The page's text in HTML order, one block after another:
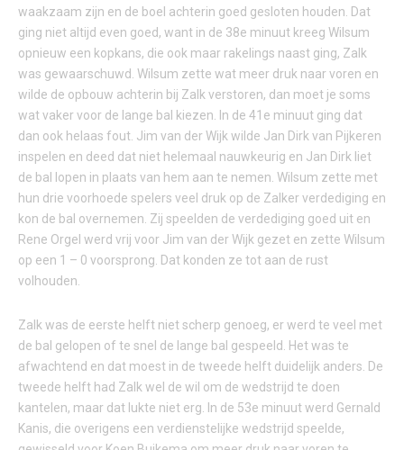
waakzaam zijn en de boel achterin goed gesloten houden. Dat
ging niet altijd even goed, want in de 38e minuut kreeg Wilsum
opnieuw een kopkans, die ook maar rakelings naast ging, Zalk
was gewaarschuwd. Wilsum zette wat meer druk naar voren en
wilde de opbouw achterin bij Zalk verstoren, dan moet je soms
wat vaker voor de lange bal kiezen. In de 41e minuut ging dat
dan ook helaas fout. Jim van der Wijk wilde Jan Dirk van Pijkeren
inspelen en deed dat niet helemaal nauwkeurig en Jan Dirk liet
de bal lopen in plaats van hem aan te nemen. Wilsum zette met
hun drie voorhoede spelers veel druk op de Zalker verdediging en
kon de bal overnemen. Zij speelden de verdediging goed uit en
Rene Orgel werd vrij voor Jim van der Wijk gezet en zette Wilsum
op een 1 – 0 voorsprong. Dat konden ze tot aan de rust
volhouden.
Zalk was de eerste helft niet scherp genoeg, er werd te veel met
de bal gelopen of te snel de lange bal gespeeld. Het was te
afwachtend en dat moest in de tweede helft duidelijk anders. De
tweede helft had Zalk wel de wil om de wedstrijd te doen
kantelen, maar dat lukte niet erg. In de 53e minuut werd Gernald
Kanis, die overigens een verdienstelijke wedstrijd speelde,